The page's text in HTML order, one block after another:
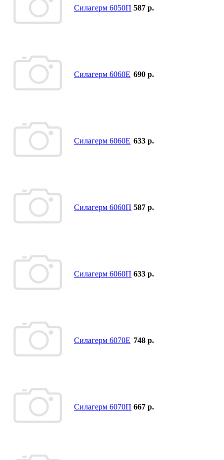
Силагерм 6050П 587 р.
Силагерм 6060Е 690 р.
Силагерм 6060Е 633 р.
Силагерм 6060П 587 р.
Силагерм 6060П 633 р.
Силагерм 6070Е 748 р.
Силагерм 6070П 667 р.